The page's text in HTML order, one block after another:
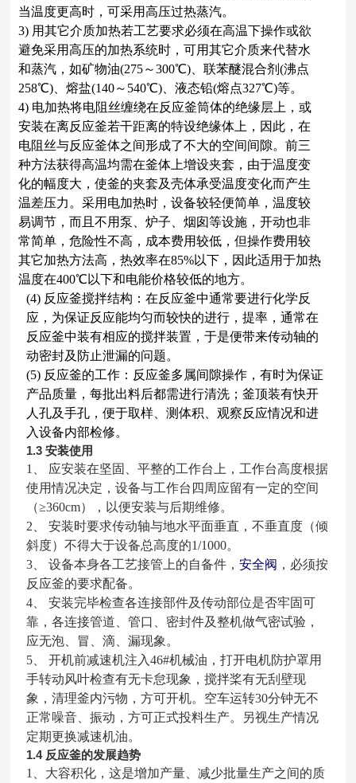
当温度更高时，可采用高压过热蒸汽。
3) 用其它介质加热若工艺要求必须在高温下操作或欲
避免采用高压的加热系统时，可用其它介质来代替水
和蒸汽，如矿物油(275～300℃)、联苯醚混合剂(沸点
258℃)、熔盐(140～540℃)、液态铅(熔点327℃)等。
4) 电加热将电阻丝缠绕在反应釜筒体的绝缘层上，或
安装在离反应釜若干距离的特设绝缘体上，因此，在
电阻丝与反应釜体之间形成了不大的空间间隙。前三
种方法获得高温均需在釜体上增设夹套，由于温度变
化的幅度大，使釜的夹套及壳体承受温度变化而产生
温差压力。采用电加热时，设备较轻便简单，温度较
易调节，而且不用泵、炉子、烟囱等设施，开动也非
常简单，危险性不高，成本费用较低，但操作费用较
其它加热方法高，热效率在85%以下，因此适用于加热
温度在400℃以下和电能价格较低的地方。
(4) 反应釜搅拌结构：在反应釜中通常要进行化学反
应，为保证反应能均匀而较快的进行，提率，通常在
反应釜中装有相应的搅拌装置，于是便带来传动轴的
动密封及防止泄漏的问题。
(5) 反应釜的工作：反应釜多属间隙操作，有时为保证
产品质量，每批出料后都需进行清洗；釜顶装有快开
人孔及手孔，便于取样、测体积、观察反应情况和进
入设备内部检修。
1.3安装使用
1、 应安装在坚固、平整的工作台上，工作台高度根据
使用情况决定，设备与工作台四周应留有一定的空间
（≥360cm），以便安装与后期维修。
2、 安装时要求传动轴与地水平面垂直，不垂直度（倾
斜度）不得大于设备总高度的1/1000。
3、 设备本身各工艺接管上的自备件，安全阀 ，必须按
反应釜的要求配备。
4、 安装完毕检查各连接部件及传动部位是否牢固可
靠，各连接管道、管口、密封件及整机做气密试验，
应无泡、冒、滴、漏现象。
5、 开机前减速机注入46#机械油，打开电机防护罩用
手转动风叶检查有无卡怠现象，搅拌桨有无刮壁现
象，清理釜内污物，方可开机。空车运转30分钟无不
正常噪音、振动，方可正式投料生产。另视生产情况
定期更换减速机油。
1.4 反应釜的发展趋势
1、大容积化，这是增加产量、减少批量生产之间的质